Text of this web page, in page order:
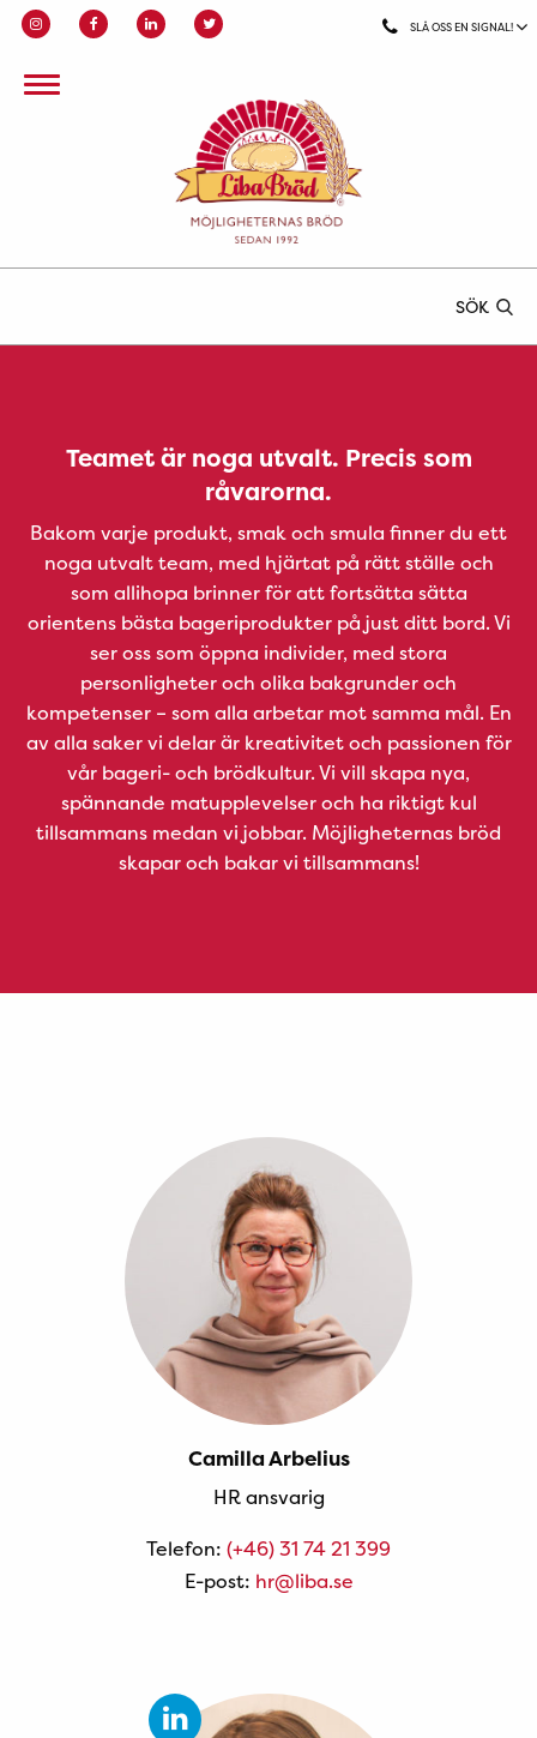
SLÅ OSS EN SIGNAL!
SÖK
Teamet är noga utvalt. Precis som
råvarorna.
Bakom varje produkt, smak och smula finner du ett
noga utvalt team, med hjärtat på rätt ställe och
som allihopa brinner för att fortsätta sätta
orientens bästa bageriprodukter på just ditt bord. Vi
ser oss som öppna individer, med stora
personligheter och olika bakgrunder och
kompetenser – som alla arbetar mot samma mål. En
av alla saker vi delar är kreativitet och passionen för
vår bageri- och brödkultur. Vi vill skapa nya,
spännande matupplevelser och ha riktigt kul
tillsammans medan vi jobbar. Möjligheternas bröd
skapar och bakar vi tillsammans!
Camilla Arbelius
HR ansvarig
Telefon: (+46) 31 74 21 399
E-post: hr@liba.se